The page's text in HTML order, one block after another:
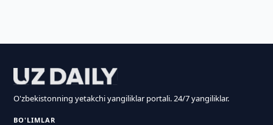
O'zbekistonning yetakchi yangiliklar portali. 24/7 yangiliklar.
BO'LIMLAR